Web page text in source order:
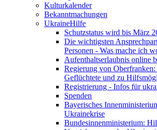
Kulturkalender
Bekanntmachungen
UkraineHilfe
Schutzstatus wird bis März
Die wichtigsten
Personen - Was mache ich
Aufenthaltserlaubnis online
Regierung von
Geflüchtete und zu
Registrierung - Infos für
Spenden
Bayerisches
Ukrainekrise
Bundesinnenministerium: